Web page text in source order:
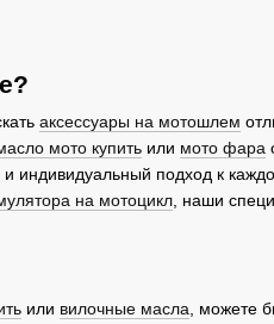
аксессуары на мотошлем
мото купить или мото фара
индивидуальный подход к
на мотоцикл , наши
или вилочные масла , можете